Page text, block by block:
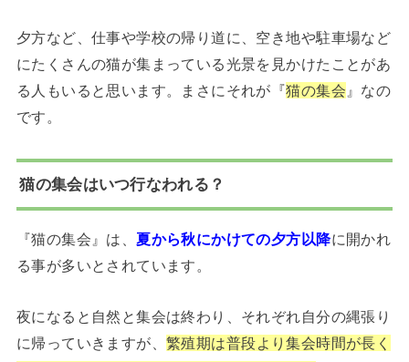
夕方など、仕事や学校の帰り道に、空き地や駐車場など
にたくさんの猫が集まっている光景を見かけたことがあ
る人もいると思います。まさにそれが『猫の集会 』なの
です。
猫の集会はいつ行なわれる？
『猫の集会』は、夏から秋にかけての夕方以降に開かれ
る事が多いとされています。
夜になると自然と集会は終わり、それぞれ自分の縄張り
に帰っていきますが、繁殖期は普段より集会時間が長く